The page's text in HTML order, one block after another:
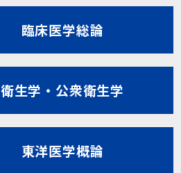
臨床医学総論
衛生学・公衆衛生学
東洋医学概論